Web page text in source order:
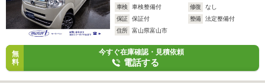
車検
車検整備付 修復
なし
保証
保証付 整備
法定整備付
住所
富山県富山市
無
料
今すぐ在庫確認・見積依頼
電話する